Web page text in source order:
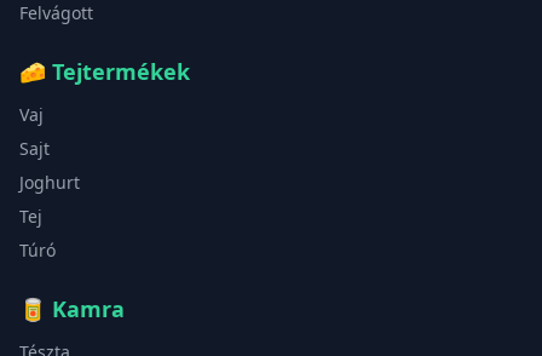
Felvágott
🧀 Tejtermékek
Vaj
Sajt
Joghurt
Tej
Túró
🥫 Kamra